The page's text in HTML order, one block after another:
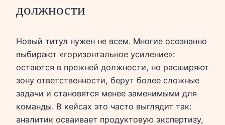
должности
Новый титул нужен не всем. Многие осознанно
выбирают «горизонтальное усиление»:
остаются в прежней должности, но расширяют
зону ответственности, берут более сложные
задачи и становятся менее заменимыми для
команды. В кейсах это часто выглядит так:
аналитик осваивает продуктовую экспертизу,